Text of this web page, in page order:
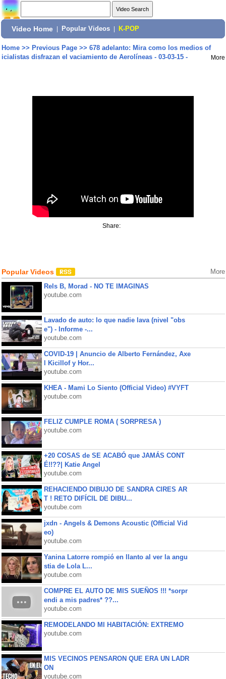
Video Home Popular Videos K-POP
Home>> Previous Page>> 678 adelanto: Mira como los medios of
icialistas disfrazan el vaciamiento de Aerolíneas - 03-03-15 -
More
Share:
Popular Videos More
Rels B, Morad - NO TE IMAGINAS
youtube.com
Lavado de auto: lo que nadie lava (nivel "obs
e") - Informe -...
youtube.com
COVID-19 | Anuncio de Alberto Fernández, Axe
l Kicillof y Hor...
youtube.com
KHEA - Mami Lo Siento (Official Video) #VYFT
youtube.com
FELIZ CUMPLE ROMA ( SORPRESA )
youtube.com
+20 COSAS de SE ACABÓ que JAMÁS CONT
É!!??| Katie Angel
youtube.com
REHACIENDO DIBUJO DE SANDRA CIRES AR
T ! RETO DIFÍCIL DE DIBU...
youtube.com
jxdn - Angels & Demons Acoustic (Official Vid
eo)
youtube.com
Yanina Latorre rompió en llanto al ver la angu
stia de Lola L...
youtube.com
COMPRE EL AUTO DE MIS SUEÑOS !!! *sorpr
endi a mis padres* ??...
youtube.com
REMODELANDO MI HABITACIÓN: EXTREMO
youtube.com
MIS VECINOS PENSARON QUE ERA UN LADR
ON
youtube.com